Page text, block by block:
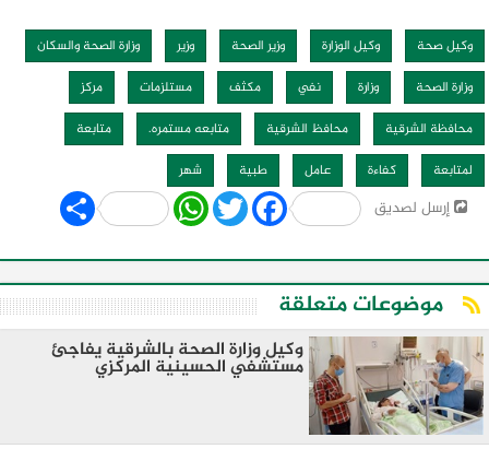
وكيل صحة وكيل الوزارة وزير الصحة وزير
وزارة الصحة والسكان
وزارة الصحة
وزارة نفي مكثف مستلزمات
مركز
محافظة الشرقية
محافظ الشرقية متابعه مستمره.
متابعة
لمتابعة
كفاءة عامل طبية شهر
إرسل لصديق Share WhatsApp
Twitter Facebook
موضوعات متعلقة
وكيل وزارة الصحة بالشرقية يفاجئ
مستشفي الحسينية المركزي